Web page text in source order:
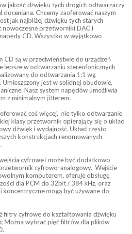
jakość dźwięku tych drogich odtwarzaczy
doceniana. Chcemy zaoferować naszym
jak najbliżej dźwięku tych starych
przetworniki DAC i
CD. Wszystko w wyjątkowo
CD są w przeciwieństwie do urządzeń
lepsze w odtwarzaniu stereofonicznych
do odtwarzania 1:1 wg
jest w solidnej obudowie,
Nasz system napędów umożliwia
z minimalnym jitterem.
coś więcej, nie tylko odtwarzanie
klasy przetwornik opierający się o układ
dźwięk i wydajność. Układ często
konstrukcjach renomowanych
cyfrowe i może być dodatkowo
cyfrowo-analogowy. Wejście
komputerem, oferuje obsługę
dla PCM do 32bit / 384 kHz, oraz
koncentryczne mogą być używane do
filtry cyfrowe do kształtowania dźwięku
Można wybrać pięć filtrów dla plików